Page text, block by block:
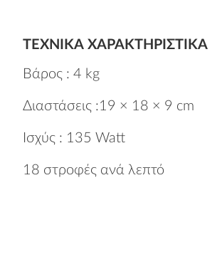
ΤΕΧΝΙΚΆ ΧΑΡΑΚΤΗΡΙΣΤΙΚΆ
Βάρος : 4 kg
Διαστάσεις :19 × 18 × 9 cm
Ισχύς : 135 Watt
18 στροφές ανά λεπτό